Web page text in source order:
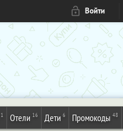
Войти
1 Отели 16 Дети 6 Промокоды 48